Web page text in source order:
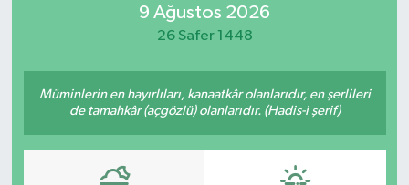
9 Ağustos 2026
26 Safer 1448
Müminlerin en hayırlıları, kanaatkâr olanlarıdır, en şerlileri
de tamahkâr (açgözlü) olanlarıdır. (Hadis-i şerif)